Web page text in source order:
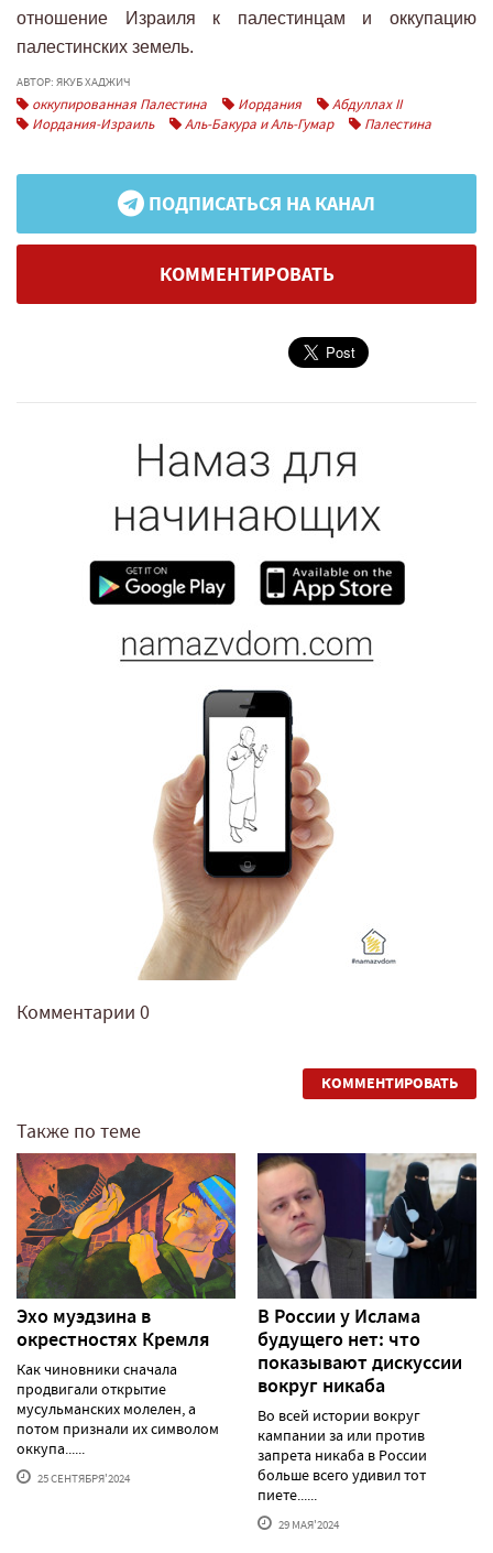
отношение Израиля к палестинцам и оккупацию
палестинских земель.
АВТОР: ЯКУБ ХАДЖИЧ
оккупированная Палестина Иордания
Абдуллах II
Иордания-Израиль
Аль-Бакура и Аль-Гумар Палестина
ПОДПИСАТЬСЯ НА КАНАЛ
КОММЕНТИРОВАТЬ
Комментарии 0
КОММЕНТИРОВАТЬ
Также по теме
Эхо муэдзина в
окрестностях Кремля
Как чиновники сначала
продвигали открытие
мусульманских молелен, а
потом признали их символом
оккупа......
25 СЕНТЯБРЯ'2024
В России у Ислама
будущего нет: что
показывают дискуссии
вокруг никаба
Во всей истории вокруг
кампании за или против
запрета никаба в России
больше всего удивил тот
пиете......
29 МАЯ'2024